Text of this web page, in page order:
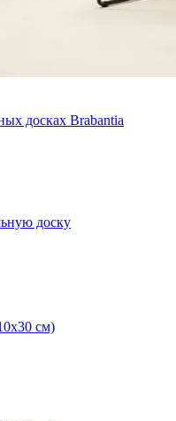
досках Brabantia
доску
см)